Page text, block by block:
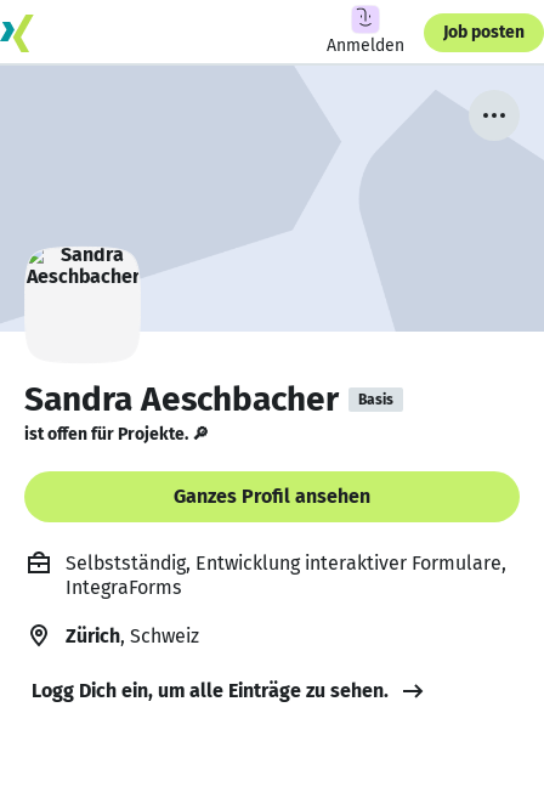
Anmelden
Job posten
Sandra Aeschbacher Basis
ist offen für Projekte. 🔎
Ganzes Profil ansehen
Selbstständig, Entwicklung interaktiver Formulare,
IntegraForms
Zürich, Schweiz
Logg Dich ein, um alle Einträge zu sehen.